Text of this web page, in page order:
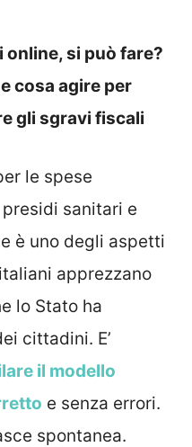
si può fare?
cosa agire per
gli sgravi fiscali
le spese
presidi sanitari e
è uno degli aspetti
apprezzano
lo Stato ha
cittadini. E’
il modello
e senza errori.
spontanea.